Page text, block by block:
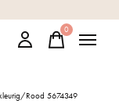
0items
Rood 5674349